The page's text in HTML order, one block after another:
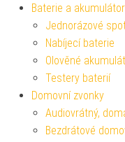
Baterie a
Jednorázové
Nabíjecí baterie
Olověné
Testery baterií
Domovní zvonky
Audiovrátný,
Bezdrátové